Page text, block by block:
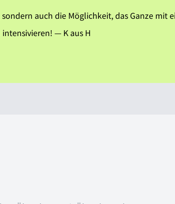
auch die Möglichkeit, das Ganze mit
intensivieren! — K aus H